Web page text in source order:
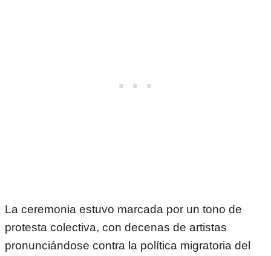
La ceremonia estuvo marcada por un tono de
protesta colectiva, con decenas de artistas
pronunciándose contra la política migratoria del